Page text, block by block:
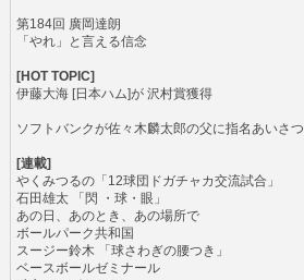
第184回 廣岡達朗
「やれ」と言える信念
[HOT TOPIC]
伊藤大海 [日本ハム]が 沢村賞獲得
ソフトバンクが佐々木麟太郎の父に指名あいさつ
[連載]
やくみつるの「12球団ドガチャカ交流試合」
石田雄太 「閃 ・球・眼」
あの日、あのとき、あの場所で
ボールパーク共和国
スージー鈴木 「球さわぎの腰つき」
ベースボールゼミナール